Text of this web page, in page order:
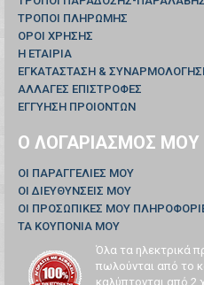
ΤΡΟΠΟΙ ΠΛΗΡΩΜΗΣ
ΟΡΟΙ ΧΡΗΣΗΣ
Η ΕΤΑΙΡΙΑ
ΕΓΚΑΤΑΣΤΑΣΗ &
ΑΛΛΑΓΕΣ ΕΠΙΣΤΡΟΦΕΣ
ΕΓΓΥΗΣΗ ΠΡΟΙΟΝΤΩΝ
Ο ΛΟΓΑΡΙΑΣΜΌΣ ΜΟΥ
ΟΙ ΠΑΡΑΓΓΕΛΊΕΣ ΜΟΥ
ΟΙ ΔΙΕΥΘΎΝΣΕΙΣ ΜΟΥ
ΟΙ ΠΡΟΣΩΠΙΚΈΣ ΜΟΥ
ΤΑ ΚΟΥΠΌΝΙΑ ΜΟΥ
Όλα τα ηλεκτρικά
πωλούνται από το
καλύπτονται από 2